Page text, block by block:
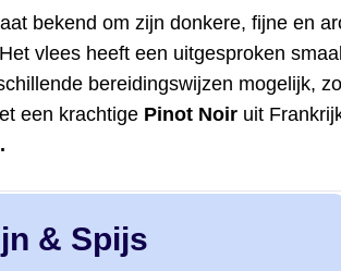
bekend om zijn donkere, fijne en
vlees heeft een uitgesproken
bereidingswijzen mogelijk,
een krachtige Pinot Noir uit
& Spijs